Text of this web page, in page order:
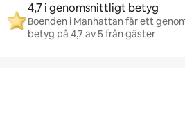
4,7 i genomsnittligt betyg
Boenden i Manhattan får ett
betyg på 4,7 av 5 från gäster